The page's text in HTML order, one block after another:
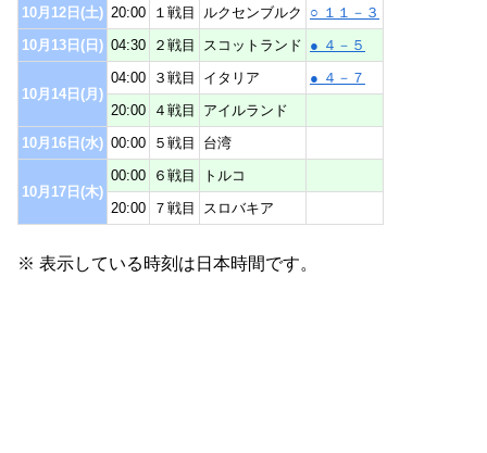
10月12日(土) 20:00 １戦目 ルクセンブルク
○ １１－３
10月13日(日) 04:30 ２戦目 スコットランド ● ４－５
10月14日(月)
04:00 ３戦目 イタリア
● ４－７
20:00
４戦目
アイルランド
10月16日(水) 00:00 ５戦目 台湾
10月17日(木)
00:00 ６戦目
トルコ
20:00
７戦目 スロバキア
※ 表示している時刻は日本時間です。